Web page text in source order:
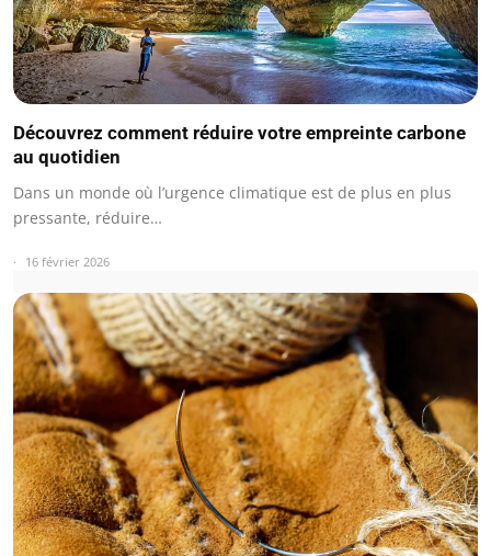
Découvrez comment réduire votre empreinte carbone
au quotidien
Dans un monde où l’urgence climatique est de plus en plus
pressante, réduire…
16 février 2026